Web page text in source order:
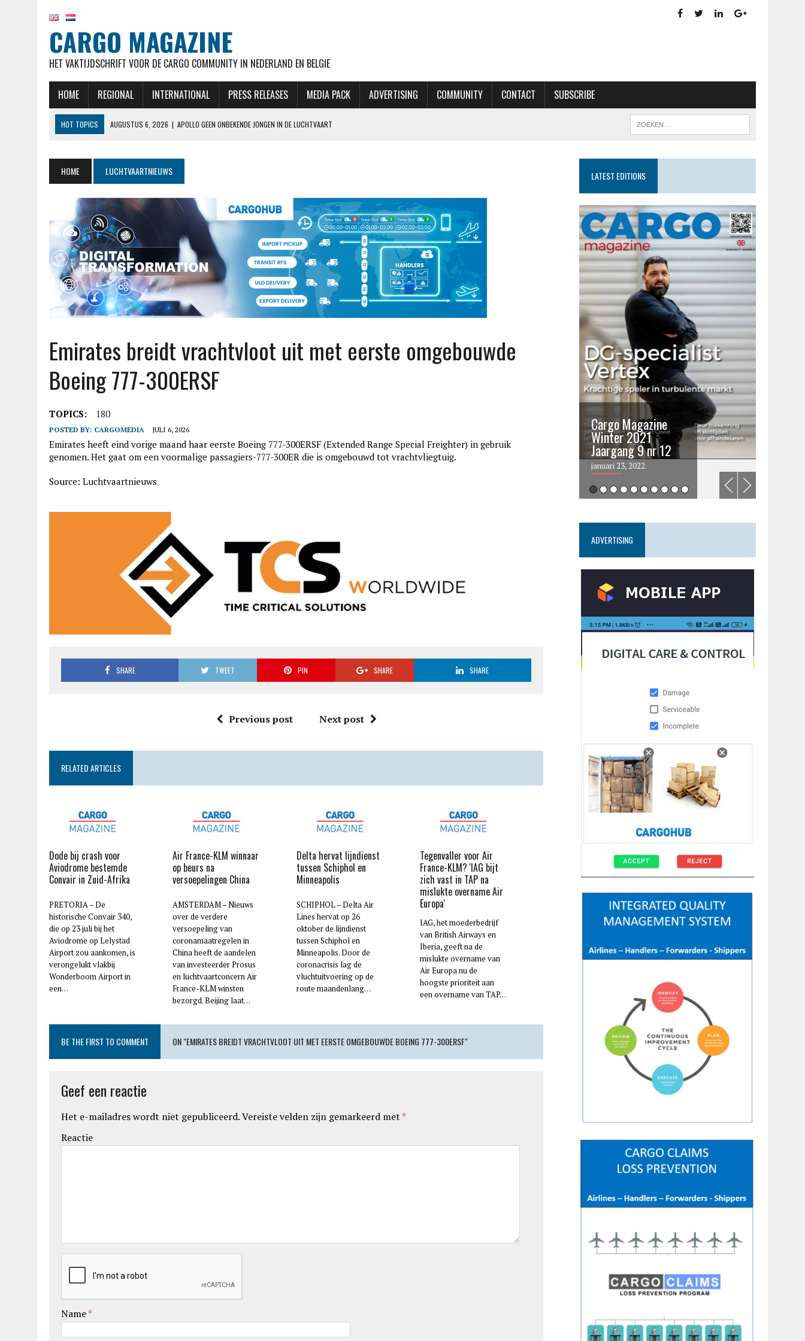
CARGO MAGAZINE
HET VAKTIJDSCHRIFT VOOR DE CARGO COMMUNITY IN NEDERLAND EN BELGIE
HOME REGIONAL INTERNATIONAL PRESS RELEASES MEDIA PACK ADVERTISING COMMUNITY CONTACT SUBSCRIBE
HOT TOPICS AUGUSTUS 6, 2026 | APOLLO GEEN ONBEKENDE JONGEN IN DE LUCHTVAART
AUGUSTUS 6, 2026 | NIEUW IN OVERZICHT BETALEN EN ONTVANGEN: VENNOOTSCHAPSBELASTING
AUGUSTUS 6, 2026 | EASYJET WORDT OVERGENOMEN DOOR APOLLO, CASTLELAKE HAAKT AF
HOME LUCHTVAARTNIEUWS
Emirates breidt vrachtvloot uit met eerste omgebouwde
Boeing 777-300ERSF
TOPICS: 180
POSTED BY: CARGOMEDIA JULI 6, 2026
Emirates heeft eind vorige maand haar eerste Boeing 777-300ERSF (Extended Range Special Freighter) in gebruik
genomen. Het gaat om een voormalige passagiers-777-300ER die is omgebouwd tot vrachtvliegtuig.
Source: Luchtvaartnieuws
SHARE TWEET PIN SHARE SHARE
Previous post Next post
RELATED ARTICLES
Dode bij crash voor
Aviodrome bestemde
Convair in Zuid-Afrika
PRETORIA – De
historische Convair 340,
die op 23 juli bij het
Aviodrome op Lelystad
Airport zou aankomen, is
verongelukt vlakbij
Wonderboom Airport in
een…
Air France-KLM winnaar
op beurs na
versoepelingen China
AMSTERDAM – Nieuws
over de verdere
versoepeling van
coronamaatregelen in
China heeft de aandelen
van investeerder Prosus
en luchtvaartconcern Air
France-KLM winsten
bezorgd. Beijing laat…
Delta hervat lijndienst
tussen Schiphol en
Minneapolis
SCHIPHOL – Delta Air
Lines hervat op 26
oktober de lijndienst
tussen Schiphol en
Minneapolis. Door de
coronacrisis lag de
vluchtuitvoering op de
route maandenlang…
Tegenvaller voor Air
France-KLM? 'IAG bijt
zich vast in TAP na
mislukte overname Air
Europa'
IAG, het moederbedrijf
van British Airways en
Iberia, geeft na de
mislukte overname van
Air Europa nu de
hoogste prioriteit aan
een overname van TAP…
BE THE FIRST TO COMMENT ON "EMIRATES BREIDT VRACHTVLOOT UIT MET EERSTE OMGEBOUWDE BOEING 777-300ERSF"
Geef een reactie
Het e-mailadres wordt niet gepubliceerd.Vereiste velden zijn gemarkeerd met *
Reactie
Name*
LATEST EDITIONS
edition3
januari 27, 2017
Cargo Magazine
Winter 2021
Jaargang 9 nr 12
januari 23, 2022
ADVERTISING